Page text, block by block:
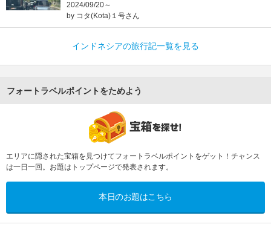
2024/09/20～
by コタ(Kota)１号さん
インドネシアの旅行記一覧を見る
フォートラベルポイントをためよう
エリアに隠された宝箱を見つけてフォートラベルポイントをゲット！チャンス
は一日一回。お題はトップページで発表されます。
本日のお題はこちら